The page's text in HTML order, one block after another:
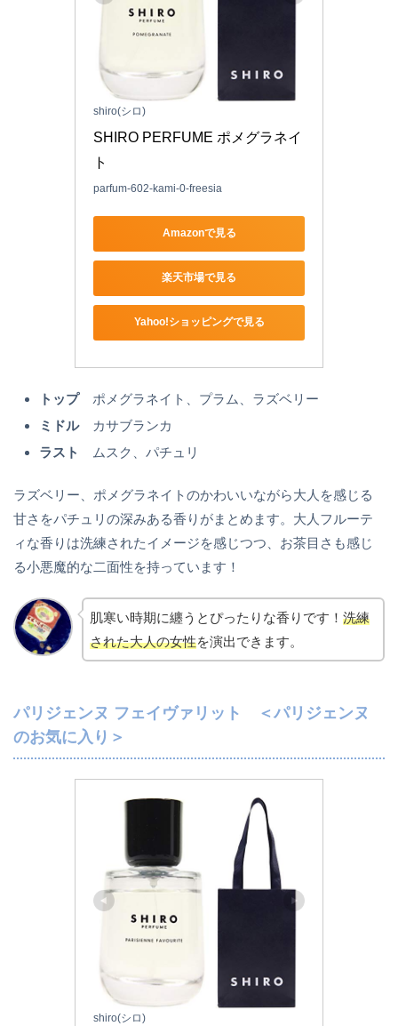
shiro(シロ)
SHIRO PERFUME ポメグラネイ
ト
parfum-602-kami-0-freesia
Amazonで見る
楽天市場で見る
Yahoo!ショッピングで見る
トップポメグラネイト、プラム、ラズベリー
ミドルカサブランカ
ラスト
ムスク、パチュリ
ラズベリー、ポメグラネイトのかわいいながら大人を感じる
甘さをパチュリの深みある香りがまとめます。大人フルーテ
ィな香りは洗練されたイメージを感じつつ、お茶目さも感じ
る小悪魔的な二面性を持っています！
肌寒い時期に纏うとぴったりな香りです！ 洗練
された大人の女性を演出できます。
パリジェンヌ フェイヴァリット ＜パリジェンヌ
のお気に入り＞
shiro(シロ)